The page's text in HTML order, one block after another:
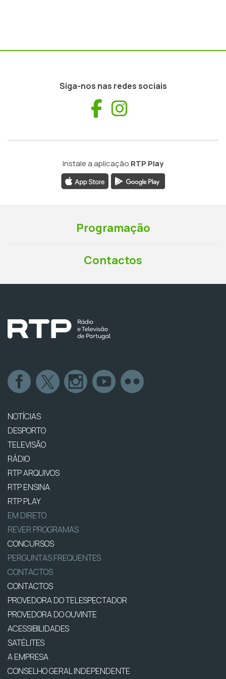
Siga-nos nas redes sociais
Facebook
Instale a aplicação RTP Play
Programação
Contactos
NOTÍCIAS
DESPORTO
TELEVISÃO
RÁDIO
RTP ARQUIVOS
RTP ENSINA
RTP PLAY
EM DIRETO
REVER PROGRAMAS
CONCURSOS
PERGUNTAS FREQUENTES
CONTACTOS
CONTACTOS
PROVEDORA DO TELESPECTADOR
PROVEDORA DO OUVINTE
ACESSIBILIDADES
SATÉLITES
A EMPRESA
CONSELHO GERAL INDEPENDENTE